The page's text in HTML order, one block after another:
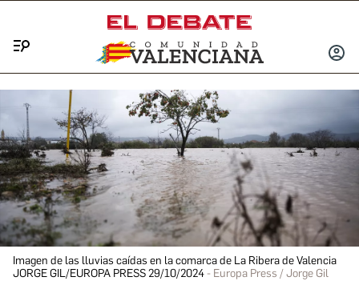
INICIAR
Imagen de las lluvias caídas en la comarca de La Ribera de Valencia
JORGE GIL/EUROPA PRESS 29/10/2024
Europa Press / Jorge Gil